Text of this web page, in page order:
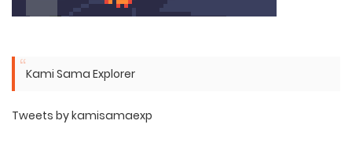
Kami Sama Explorer
Tweets by kamisamaexp